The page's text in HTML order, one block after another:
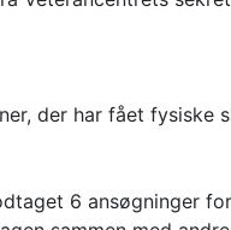
der har fået fysiske
6 ansøgninger